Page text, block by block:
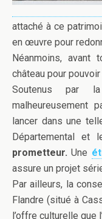
attaché à ce
en œuvre pour
Néanmoins,
château pour
Soutenus par
malheureusement
lancer dans une
Départemental et
prometteur.Une
assure un projet
Par ailleurs, la
Flandre (situé à
l’offre culturelle que